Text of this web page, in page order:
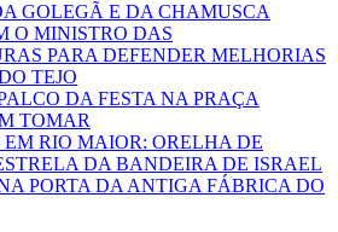
GOLEGÃ E DA CHAMUSCA
O MINISTRO DAS
PARA DEFENDER MELHORIAS
TEJO
DA FESTA NA PRAÇA
TOMAR
RIO MAIOR: ORELHA DE
DA BANDEIRA DE ISRAEL
PORTA DA ANTIGA FÁBRICA DO